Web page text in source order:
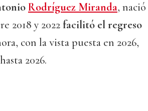
Rodríguez Miranda, nació
2018 y 2022facilitó el regreso
con la vista puesta en 2026,
2026.